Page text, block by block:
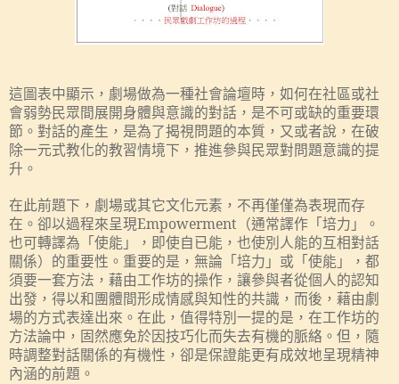
這圖表中顯示，劇場做為一種社會論壇時，如何在社區或社
會弱勢民眾間展開身體與意識的對話，是不可或缺的重要環
節。對話的產生，是為了揭視問題的本質，又或者說，在破
除一元式教化的教習情境下，推進參與民眾對問題意識的提
升。
在此前題下，劇場或其它文化元素，不再僅僅為表現而存
在。卻以過程來呈現Empowerment （通常譯作「培力」。
也可轉譯為「使能」，即使自已能，也使別人能的互相對話
關係）的重要性。重要的是，無論「培力」或「使能」，都
須要一套方法，藉由工作坊的操作，讓參與者從個人的認知
出發，得以和團體間形成情感與知性的共識，而後，藉由劇
場的方式表達出來。在此，值得特別一提的是，在工作坊的
方法論中，固然應免於因技巧化而失去有機的脈絡。但，隨
時調整對話關係的有機性，卻是保證能更有成效地呈現精神
內涵的前題。